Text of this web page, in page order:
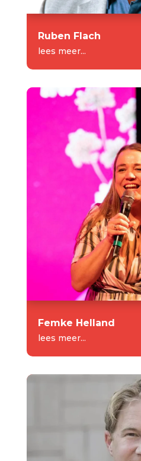
Ruben Flach
lees meer...
Femke Helland
lees meer...